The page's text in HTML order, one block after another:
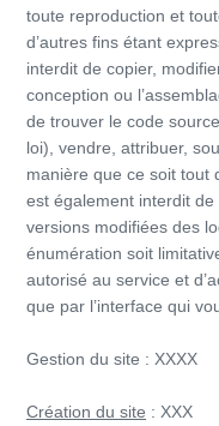
toute reproduction et
d’autres fins étant
interdit de copier,
conception ou
de trouver le code
loi), vendre, attribuer,
manière que ce soit tout
est également interdit de
versions modifiées des
énumération soit
autorisé au service et
que par l’interface qui
Gestion du site : XXXX
Création du site : XXX